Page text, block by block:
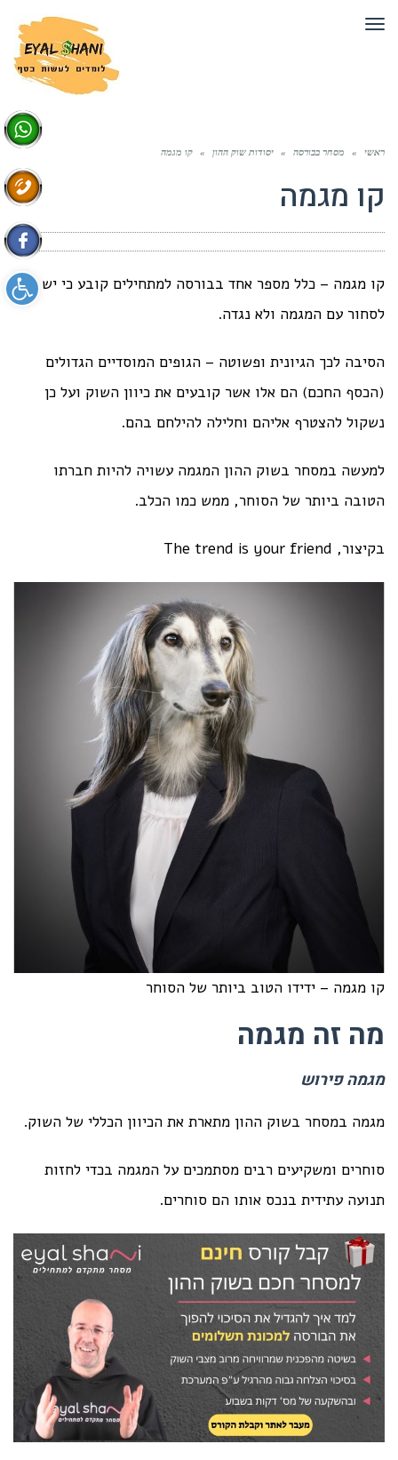
תפריט
ראשי » מסחר בבורסה » יסודות שוק ההון » קו מגמה
קו מגמה
קו מגמה – כלל מספר אחד בבורסה למתחילים קובע כי יש
לסחור עם המגמה ולא נגדה.
הסיבה לכך הגיונית ופשוטה – הגופים המוסדיים הגדולים
(הכסף החכם) הם אלו אשר קובעים את כיוון השוק ועל כן
נשקול להצטרף אליהם וחלילה להילחם בהם.
למעשה במסחר בשוק ההון המגמה עשויה להיות חברתו
הטובה ביותר של הסוחר, ממש כמו הכלב.
בקיצור, The trend is your friend
קו מגמה – ידידו הטוב ביותר של הסוחר
מה זה מגמה
מגמה פירוש
מגמה במסחר בשוק ההון מתארת את הכיוון הכללי של השוק.
סוחרים ומשקיעים רבים מסתמכים על המגמה בכדי לחזות
תנועה עתידית בנכס אותו הם סוחרים.
פתח